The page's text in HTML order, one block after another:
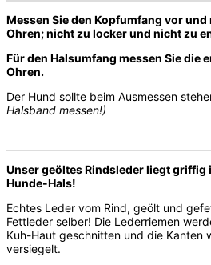
Messen Sie den Kopfumfang vor
Ohren; nicht zu locker und nicht zu
Für den Halsumfang messen Sie die
Ohren.
Der Hund sollte beim Ausmessen
Halsband messen!)
Unser geöltes Rindsleder liegt griffig
Hunde-Hals!
Echtes Leder vom Rind, geölt und
Fettleder selber! Die Lederriemen
Kuh-Haut geschnitten und die Kanten
versiegelt.